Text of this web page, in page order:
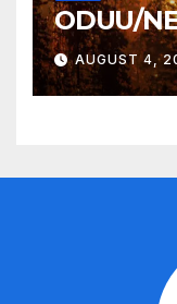
ODUU/
AUGUST 4,